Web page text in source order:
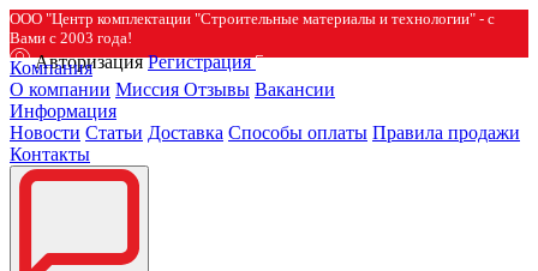
ООО "Центр комплектации "Строительные материалы и технологии" - с
Вами с 2003 года!
Авторизация Регистрация
Компания
О компании Миссия Отзывы Вакансии
Информация
Новости Статьи Доставка Способы оплаты Правила продажи
Контакты